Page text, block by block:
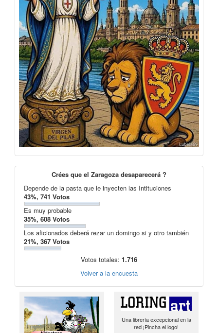
Crées que el Zaragoza desaparecerá ?
Depende de la pasta que le inyecten las Intituciones
43%, 741 Votos
Es muy probable
35%, 608 Votos
Los aficionados deberá rezar un domingo si y otro también
21%, 367 Votos
Votos totales: 1.716
Volver a la encuesta
Una librería excepcional en la
red ¡Pincha el logo!